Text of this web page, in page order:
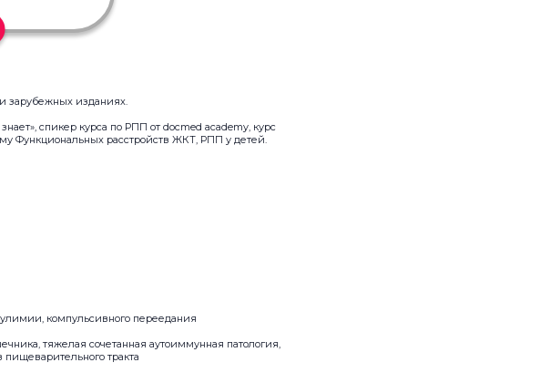
зарубежных изданиях.
спикер курса по РПП от docmed academy, курс
Функциональных расстройств ЖКТ, РПП у детей.
компульсивного переедания
тяжелая сочетанная аутоиммунная патология,
пищеварительного тракта